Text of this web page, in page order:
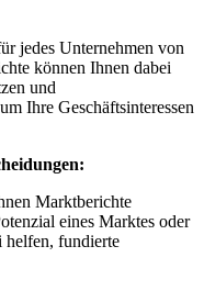
jedes Unternehmen von
können Ihnen dabei
und
Ihre Geschäftsinteressen
Marktberichte
eines Marktes oder
helfen, fundierte